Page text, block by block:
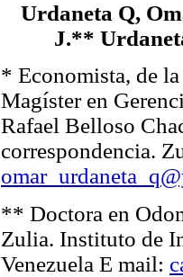
Urdaneta Q,
J.**
* Economista, de
Magíster en
Rafael Belloso
correspondencia.
** Doctora en
Zulia. Instituto de
Venezuela E mail: